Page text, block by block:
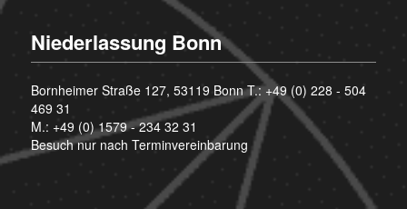
Niederlassung Bonn
Bornheimer Straße 127, 53119 Bonn T.:+49 (0) 228 - 504
469 31
M.: +49 (0) 1579 - 234 32 31
Besuch nur nach Terminvereinbarung